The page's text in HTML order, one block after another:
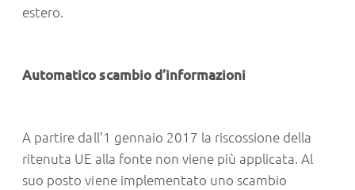
estero.
Automatico scambio d’informazioni
A partire dall’1 gennaio 2017 la riscossione della
ritenuta UE alla fonte non viene più applicata. Al
suo posto viene implementato uno scambio